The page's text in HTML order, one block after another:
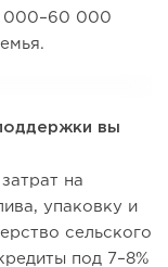
000–60 000
вы
на
упаковку и
сельского
под 7–8%